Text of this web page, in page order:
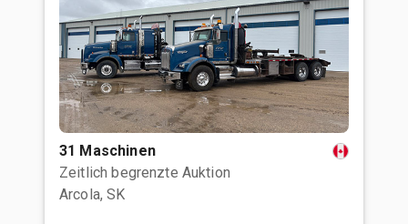
31 Maschinen
Zeitlich begrenzte Auktion
Arcola, SK